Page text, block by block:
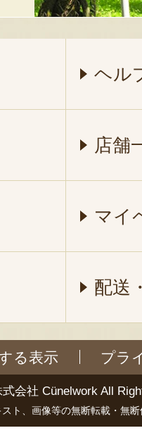
ヘル
店舗
マイ
配送
る表示 プラ
式会社 Cünelwork All
ト、画像等の無断転載・無